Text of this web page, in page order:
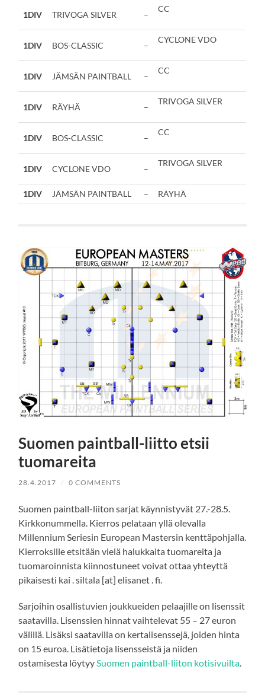
1DIV TRIVOGA SILVER –
CC
1DIV BOS-CLASSIC –
CYCLONE VDO
1DIV JÄMSÄN PAINTBALL –
CC
1DIV RÄYHÄ –
TRIVOGA SILVER
1DIV BOS-CLASSIC –
CC
1DIV CYCLONE VDO –
TRIVOGA SILVER
1DIV JÄMSÄN PAINTBALL – RÄYHÄ
Suomen paintball-liitto etsii
tuomareita
28.4.2017 / 0 COMMENTS
Suomen paintball-liiton sarjat käynnistyvät 27.-28.5.
Kirkkonummella. Kierros pelataan yllä olevalla
Millennium Seriesin European Mastersin kenttäpohjalla.
Kierroksille etsitään vielä halukkaita tuomareita ja
tuomaroinnista kiinnostuneet voivat ottaa yhteyttä
pikaisesti kai . siltala [at] elisanet . fi.
Sarjoihin osallistuvien joukkueiden pelaajille on lisenssit
saatavilla. Lisenssien hinnat vaihtelevat 55 – 27 euron
välillä. Lisäksi saatavilla on kertalisenssejä, joiden hinta
on 15 euroa. Lisätietoja lisensseistä ja niiden
ostamisesta löytyy Suomen paintball-liiton kotisivuilta